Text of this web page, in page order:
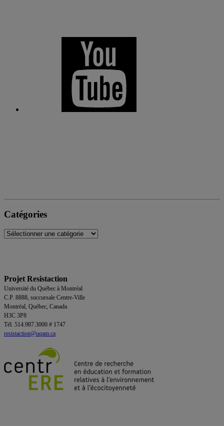
Catégories
Catégories
Projet Resistaction
Université du Québec à Montréal
C.P. 8888, succursale Centre-Ville
Montréal, Québec, Canada
H3C 3P8
Tél. 514.987.3000 # 1747
resistaction@uqam.ca